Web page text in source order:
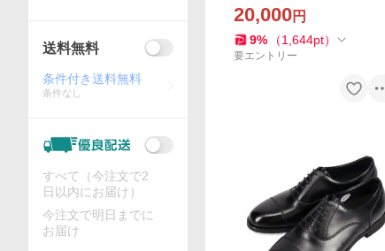
ップのビジネスシューズ ma
dras MODELLO
20,000円
9% （1,644pt）
要エントリー
送料無料
条件付き送料無料
条件なし
すべて（今注文で2
日以内にお届け）
今注文で明日までに
お届け